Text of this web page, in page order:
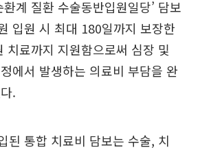
계 질환 수술동반입원일당’ 담보
입원 시 최대 180일까지 보장한
치료까지 지원함으로써 심장 및
에서 발생하는 의료비 부담을 완
.
된 통합 치료비 담보는 수술, 치